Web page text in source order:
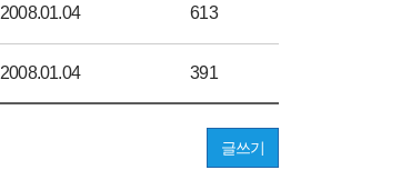
2008.01.04 613
2008.01.04 391
글쓰기